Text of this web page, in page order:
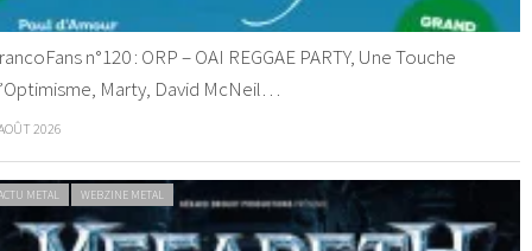
n°120 : ORP – OAI REGGAE PARTY, Une Touche
Marty, David McNeil…
2026
METAL WEBZINE METAL